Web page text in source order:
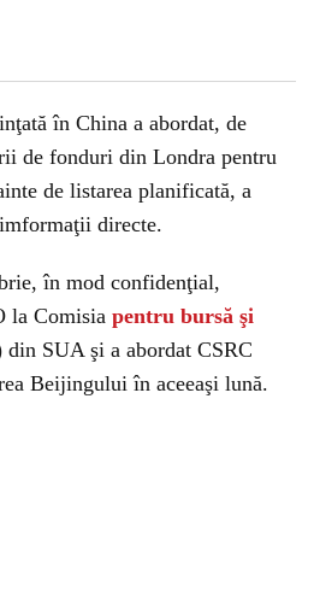
în China a abordat, de
de fonduri din Londra pentru
de listarea planificată, a
directe.
în mod confidenţial,
la Comisia pentru bursă şi
din SUA şi a abordat CSRC
Beijingului în aceeaşi lună.